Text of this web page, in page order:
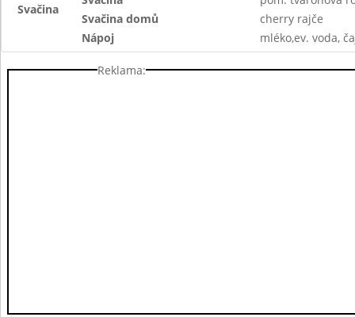
Svačina
Svačina domů
cherry rajče
Nápoj
mléko,ev. voda,
Reklama: